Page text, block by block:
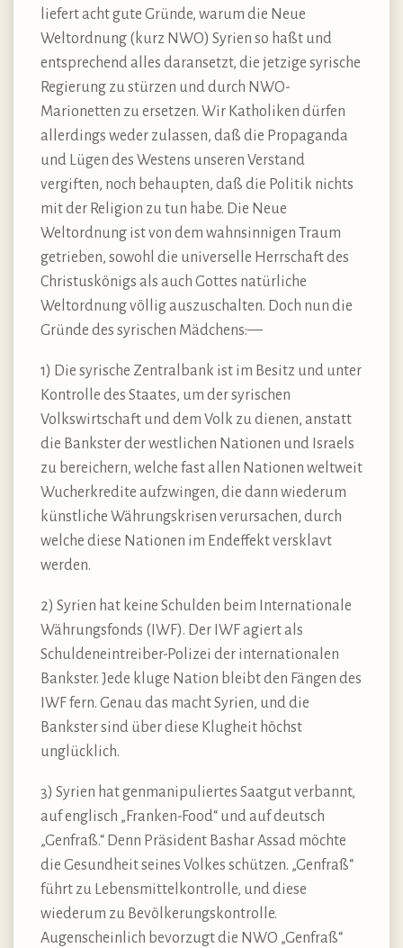
liefert acht gute Gründe, warum die Neue
Weltordnung (kurz NWO) Syrien so haßt und
entsprechend alles daransetzt, die jetzige syrische
Regierung zu stürzen und durch NWO-
Marionetten zu ersetzen. Wir Katholiken dürfen
allerdings weder zulassen, daß die Propaganda
und Lügen des Westens unseren Verstand
vergiften, noch behaupten, daß die Politik nichts
mit der Religion zu tun habe. Die Neue
Weltordnung ist von dem wahnsinnigen Traum
getrieben, sowohl die universelle Herrschaft des
Christuskönigs als auch Gottes natürliche
Weltordnung völlig auszuschalten. Doch nun die
Gründe des syrischen Mädchens:—
1) Die syrische Zentralbank ist im Besitz und unter
Kontrolle des Staates, um der syrischen
Volkswirtschaft und dem Volk zu dienen, anstatt
die Bankster der westlichen Nationen und Israels
zu bereichern, welche fast allen Nationen weltweit
Wucherkredite aufzwingen, die dann wiederum
künstliche Währungskrisen verursachen, durch
welche diese Nationen im Endeffekt versklavt
werden.
2) Syrien hat keine Schulden beim Internationale
Währungsfonds (IWF). Der IWF agiert als
Schuldeneintreiber-Polizei der internationalen
Bankster. Jede kluge Nation bleibt den Fängen des
IWF fern. Genau das macht Syrien, und die
Bankster sind über diese Klugheit höchst
unglücklich.
3) Syrien hat genmanipuliertes Saatgut verbannt,
auf englisch „Franken-Food“ und auf deutsch
„Genfraß.“ Denn Präsident Bashar Assad möchte
die Gesundheit seines Volkes schützen. „Genfraß“
führt zu Lebensmittelkontrolle, und diese
wiederum zu Bevölkerungskontrolle.
Augenscheinlich bevorzugt die NWO „Genfraß“